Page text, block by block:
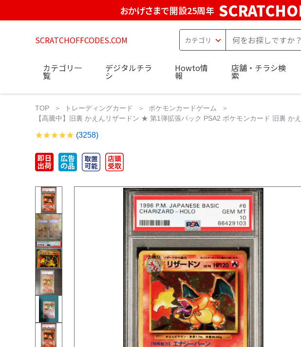
おかげさまで開設25周年
SCRATCHOFFCODES.COM
カテゴリ一
覧
デジタルチラ
シ
Howto情
報
店舗・チラシ検
索
TOP トレーディングカード
ポケモンカードゲーム
【高騰中】旧裏 かえんリザードン ★ 第1弾拡張パック PSA2 ポケモンカード 旧裏 か
(3258)